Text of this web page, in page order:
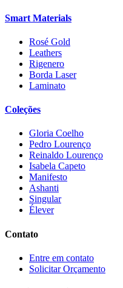
Smart Materials
Rosé Gold
Leathers
Rigenero
Borda Laser
Laminato
Coleções
Gloria Coelho
Pedro Lourenço
Reinaldo Lourenço
Isabela Capeto
Manifesto
Ashanti
Singular
Élever
Contato
Entre em contato
Solicitar Orçamento